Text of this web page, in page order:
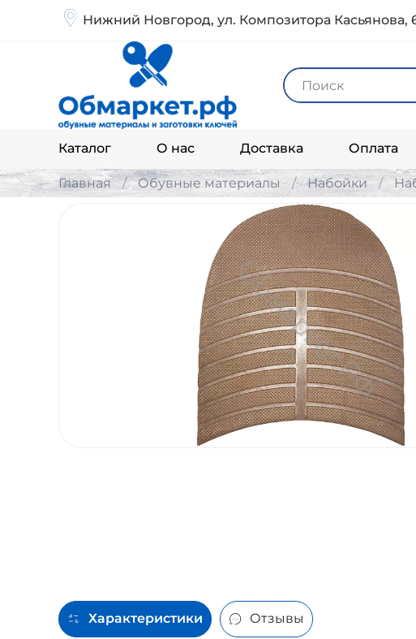
Нижний Новгород, ул. Композитора Касьянова,
Каталог О нас Доставка Оплата
Главная Обувные материалы Набойки
Характеристики Отзывы